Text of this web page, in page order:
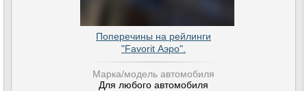
Поперечины на рейлинги
"Favorit Аэро".
Марка/модель автомобиля
Для любого автомобиля